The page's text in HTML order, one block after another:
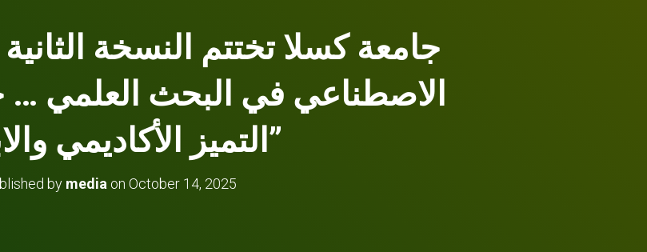
الاصطناعي في البحث العلمي
التميز الأكاديمي والابتكار”
by media on October 14, 2025